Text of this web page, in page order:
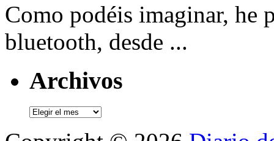
Como podéis imaginar, he
bluetooth, desde ...
Archivos
Archivos